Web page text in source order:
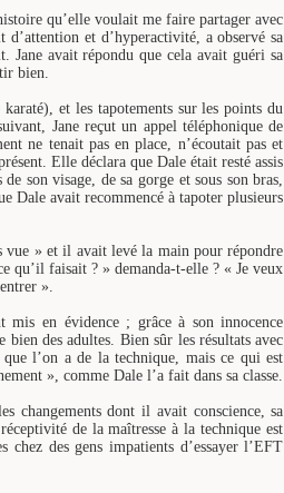
qu’elle voulait me faire partager avec
et d’hyperactivité, a observé sa
Jane avait répondu que cela avait guéri sa
bien.
et les tapotements sur les points du
Jane reçut un appel téléphonique de
ne tenait pas en place, n’écoutait pas et
Elle déclara que Dale était resté assis
son visage, de sa gorge et sous son bras,
Dale avait recommencé à tapoter plusieurs
vue » et il avait levé la main pour répondre
qu’il faisait ? » demanda-t-elle ? « Je veux
».
mis en évidence ; grâce à son innocence
bien des adultes. Bien sûr les résultats avec
l’on a de la technique, mais ce qui est
», comme Dale l’a fait dans sa classe.
changements dont il avait conscience, sa
de la maîtresse à la technique est
chez des gens impatients d’essayer l’EFT